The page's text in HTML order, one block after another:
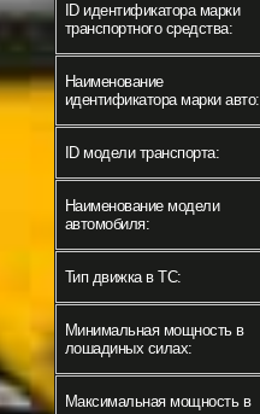
ID идентификатора марки
транспортного средства:
Наименование
идентификатора марки авто:
ID модели транспорта:
Наименование модели
автомобиля:
Тип движка в ТС:
Минимальная мощность в
лошадиных силах:
Максимальная мощность в